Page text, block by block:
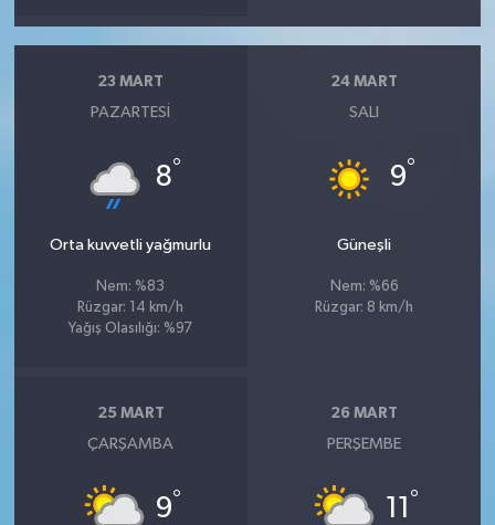
23 MART
PAZARTESI
8°
Orta kuvvetli yağmurlu
Nem: %83
Rüzgar: 14 km/h
Yağış Olasılığı: %97
24 MART
SALI
9°
Güneşli
Nem: %66
Rüzgar: 8 km/h
25 MART
ÇARŞAMBA
9°
26 MART
PERŞEMBE
11 °